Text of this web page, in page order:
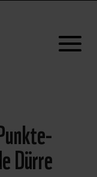
Dürre